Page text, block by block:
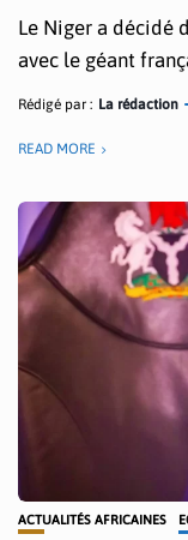
Le Niger a décidé
avec le géant
Rédigé par : La rédaction
READ MORE
ACTUALITÉS AFRICAINES